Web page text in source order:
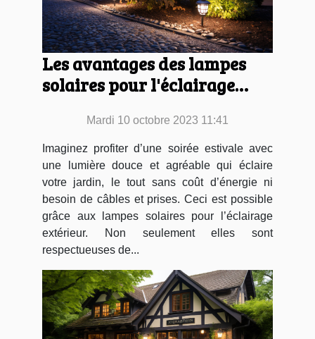
Les avantages des lampes
solaires pour l'éclairage
Mardi 10 octobre 2023 11:41
Imaginez profiter d’une soirée estivale avec
une lumière douce et agréable qui éclaire
votre jardin, le tout sans coût d’énergie ni
besoin de câbles et prises. Ceci est possible
grâce aux lampes solaires pour l’éclairage
extérieur. Non seulement elles sont
respectueuses de...